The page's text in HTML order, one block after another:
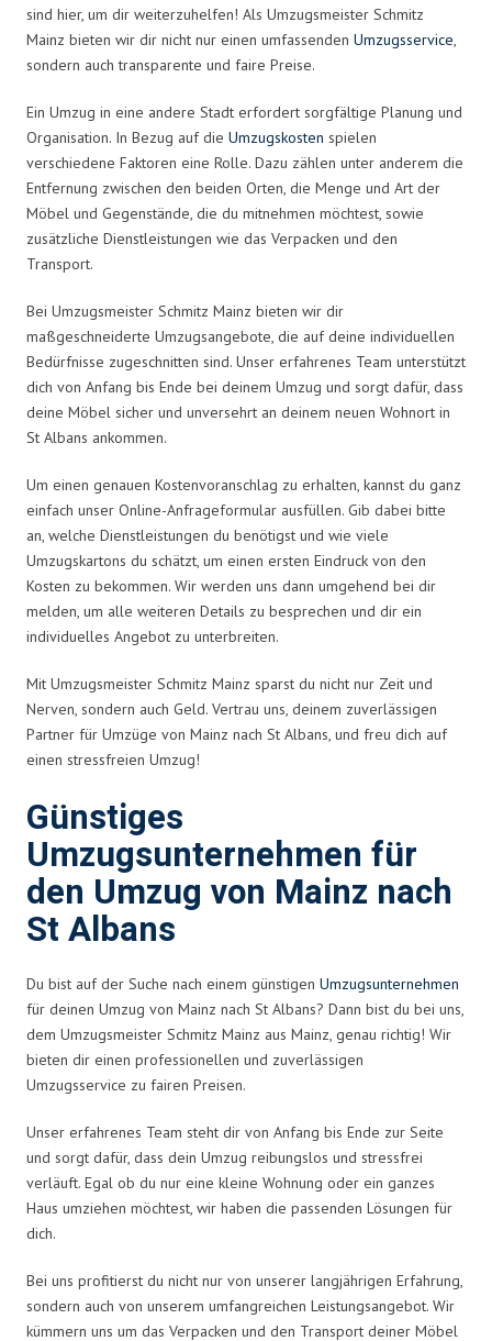
sind hier, um dir weiterzuhelfen! Als Umzugsmeister Schmitz
Mainz bieten wir dir nicht nur einen umfassenden Umzugsservice,
sondern auch transparente und faire Preise.
Ein Umzug in eine andere Stadt erfordert sorgfältige Planung und
Organisation. In Bezug auf die Umzugskosten spielen
verschiedene Faktoren eine Rolle. Dazu zählen unter anderem die
Entfernung zwischen den beiden Orten, die Menge und Art der
Möbel und Gegenstände, die du mitnehmen möchtest, sowie
zusätzliche Dienstleistungen wie das Verpacken und den
Transport.
Bei Umzugsmeister Schmitz Mainz bieten wir dir
maßgeschneiderte Umzugsangebote, die auf deine individuellen
Bedürfnisse zugeschnitten sind. Unser erfahrenes Team unterstützt
dich von Anfang bis Ende bei deinem Umzug und sorgt dafür, dass
deine Möbel sicher und unversehrt an deinem neuen Wohnort in
St Albans ankommen.
Um einen genauen Kostenvoranschlag zu erhalten, kannst du ganz
einfach unser Online-Anfrageformular ausfüllen. Gib dabei bitte
an, welche Dienstleistungen du benötigst und wie viele
Umzugskartons du schätzt, um einen ersten Eindruck von den
Kosten zu bekommen. Wir werden uns dann umgehend bei dir
melden, um alle weiteren Details zu besprechen und dir ein
individuelles Angebot zu unterbreiten.
Mit Umzugsmeister Schmitz Mainz sparst du nicht nur Zeit und
Nerven, sondern auch Geld. Vertrau uns, deinem zuverlässigen
Partner für Umzüge von Mainz nach St Albans, und freu dich auf
einen stressfreien Umzug!
Günstiges
Umzugsunternehmen für
den Umzug von Mainz nach
St Albans
Du bist auf der Suche nach einem günstigen Umzugsunternehmen
für deinen Umzug von Mainz nach St Albans? Dann bist du bei uns,
dem Umzugsmeister Schmitz Mainz aus Mainz, genau richtig! Wir
bieten dir einen professionellen und zuverlässigen
Umzugsservice zu fairen Preisen.
Unser erfahrenes Team steht dir von Anfang bis Ende zur Seite
und sorgt dafür, dass dein Umzug reibungslos und stressfrei
verläuft. Egal ob du nur eine kleine Wohnung oder ein ganzes
Haus umziehen möchtest, wir haben die passenden Lösungen für
dich.
Bei uns profitierst du nicht nur von unserer langjährigen Erfahrung,
sondern auch von unserem umfangreichen Leistungsangebot. Wir
kümmern uns um das Verpacken und den Transport deiner Möbel